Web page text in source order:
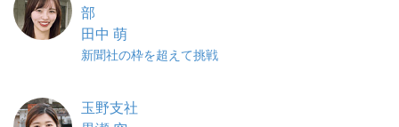
部
田中 萌
新聞社の枠を超えて挑戦
玉野支社